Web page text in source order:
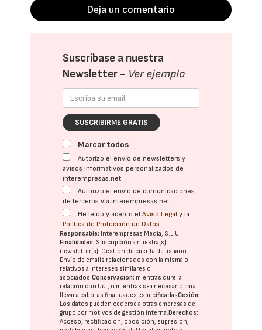
Deja un comentario
Suscríbase a nuestra
Newsletter - Ver ejemplo
SUSCRIBIRME GRATIS
Marcar todos
Autorizo el envío de newsletters y
avisos informativos personalizados de
interempresas.net
Autorizo el envío de comunicaciones
de terceros vía interempresas.net
He leído y acepto elAviso Legal y la
Política de Protección de Datos
Responsable: Interempresas Media, S.L.U.
Finalidades: Suscripción a nuestra(s)
newsletter(s). Gestión de cuenta de usuario.
Envío de emails relacionados con la misma o
relativos a intereses similares o
asociados.Conservación: mientras dure la
relación con Ud., o mientras sea necesario para
llevar a cabo las finalidades especificadasCesión:
Los datos pueden cederse a otras empresas del
grupo por motivos de gestión interna. Derechos:
Acceso, rectificación, oposición, supresión,